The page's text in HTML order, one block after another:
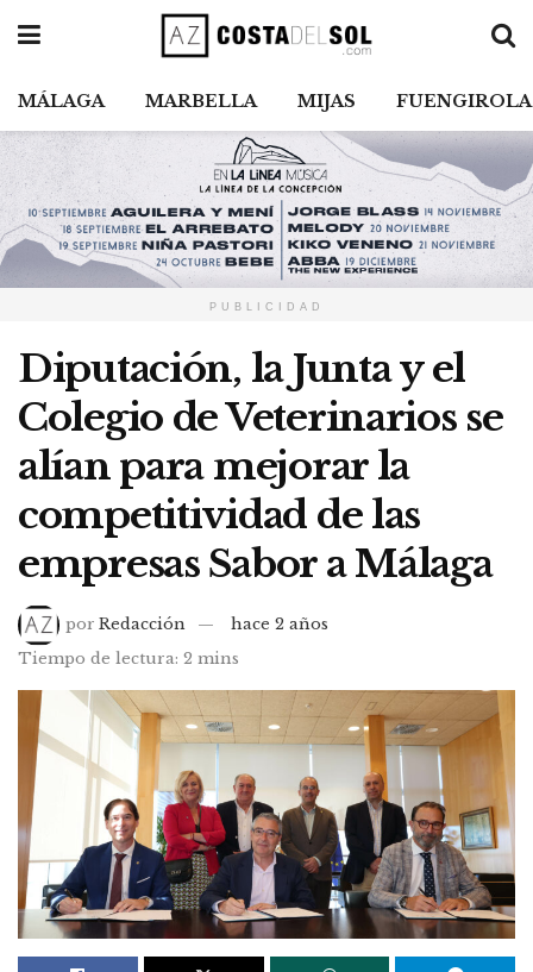
MÁLAGA MARBELLA MIJAS FUENGIROLA
PUBLICIDAD
Diputación, la Junta y el
Colegio de Veterinarios se
alían para mejorar la
competitividad de las
empresas Sabor a Málaga
por Redacción
hace 2 años
Tiempo de lectura: 2 mins